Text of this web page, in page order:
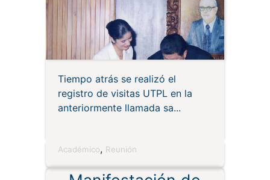
Tiempo atrás se realizó el
registro de visitas UTPL en la
anteriormente llamada sa
Académico, Reunión